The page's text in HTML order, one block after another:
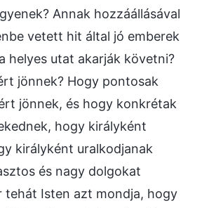
Annak hozzáállásával
vetett hit által jó emberek
helyes utat akarják követni?
jönnek? Hogy pontosak
jönnek, és hogy konkrétak
hogy királyként
királyként uralkodjanak
és nagy dolgokat
tehát Isten azt mondja, hogy